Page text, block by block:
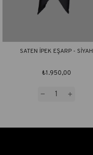
SATEN İPEK EŞARP - SİYAH
₺1.950,00